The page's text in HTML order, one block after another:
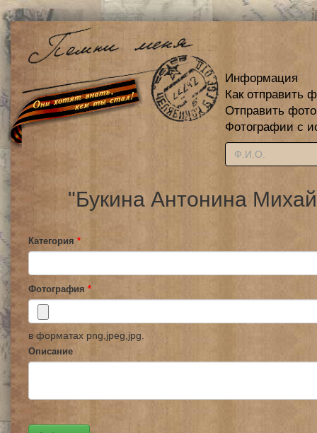
Информация
Как отправить
Отправить
Фотографии с
"Букина Антонина
Категория *
Фотография *
в форматах png,jpeg,jpg.
Описание